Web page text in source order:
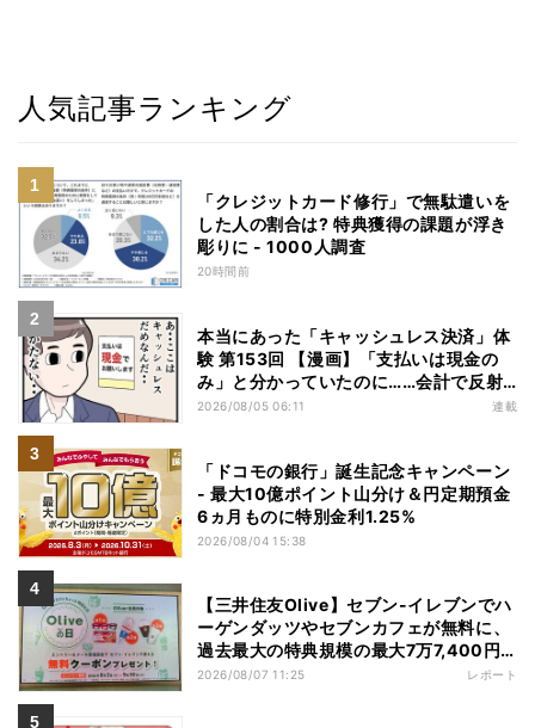
人気記事ランキング
「クレジットカード修行」で無駄遣いを
した人の割合は? 特典獲得の課題が浮き
彫りに - 1000人調査
20時間前
本当にあった「キャッシュレス決済」体
験 第153回 【漫画】「支払いは現金の
み」と分かっていたのに……会計で反射
的に出してしまったものは
2026/08/05 06:11 連載
「ドコモの銀行」誕生記念キャンペーン
- 最大10億ポイント山分け＆円定期預金
6ヵ月ものに特別金利1.25%
2026/08/04 15:38
【三井住友Olive】セブン-イレブンでハ
ーゲンダッツやセブンカフェが無料に、
過去最大の特典規模の最大7万7,400円
相当がもらえるキャンペーンも - 夏休み
2026/08/07 11:25 レポート